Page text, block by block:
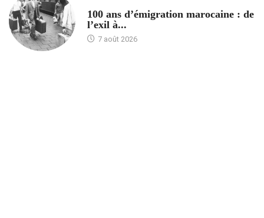
100 ans d’émigration marocaine : de
l’exil à...
7 août 2026